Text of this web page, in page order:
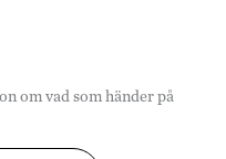
om vad som händer på